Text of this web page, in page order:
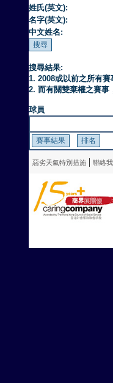
姓氏(英文):
名字(英文):
中文姓名:
搜尋結果:
1. 2008或以前之所有賽
2. 而有關雙棄權之賽事
球員